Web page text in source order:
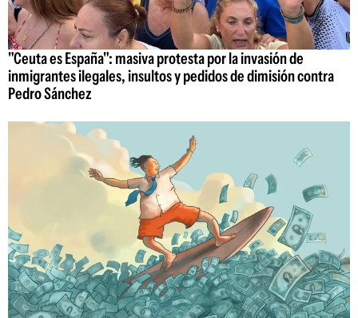
"Ceuta es España": masiva protesta por la invasión de
inmigrantes ilegales, insultos y pedidos de dimisión contra
Pedro Sánchez